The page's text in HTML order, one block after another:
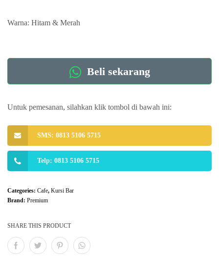
Warna: Hitam & Merah
Beli sekarang
Untuk pemesanan, silahkan klik tombol di bawah ini:
SMS: 0813 5106 5715
Telp: 0813 5106 5715
Categories: Cafe, Kursi Bar
Brand: Premium
SHARE THIS PRODUCT